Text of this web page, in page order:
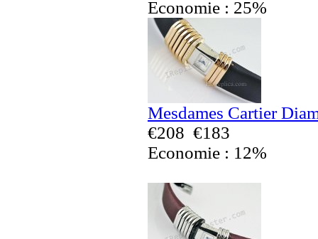
Economie : 25%
Mesdames Cartier
€208 €183
Economie : 12%